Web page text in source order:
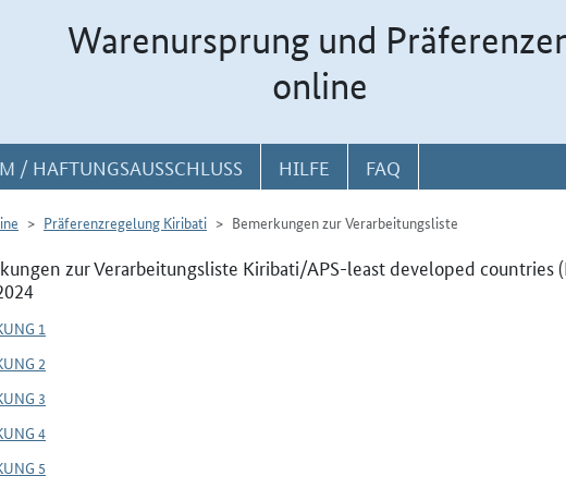
Warenursprung und
online
/ HAFTUNGSAUSSCHLUSS HILFE FAQ
Präferenzregelung Kiribati Bemerkungen zur Verarbeitungsliste
zur Verarbeitungsliste Kiribati/APS-least developed countries
1
2
3
4
5